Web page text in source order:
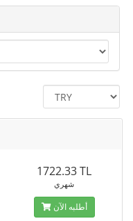
1722.33 TL
شهري
أطلبه الآن